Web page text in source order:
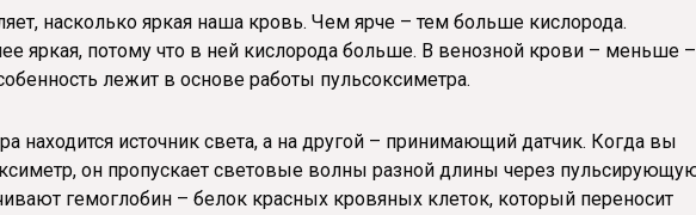
насколько яркая наша кровь. Чем ярче – тем больше кислорода.
яркая, потому что в ней кислорода больше. В венозной крови – меньше
лежит в основе работы пульсоксиметра.
находится источник света, а на другой – принимающий датчик. Когда вы
он пропускает световые волны разной длины через
гемоглобин – белок красных кровяных клеток, который переносит